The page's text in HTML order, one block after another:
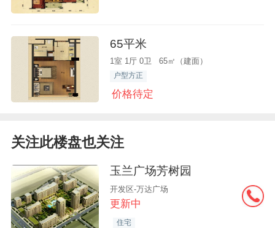
65平米
1室 1厅 0卫 65㎡（建面）
户型方正
价格待定
关注此楼盘也关注
玉兰广场芳树园
开发区-万达广场
更新中
住宅